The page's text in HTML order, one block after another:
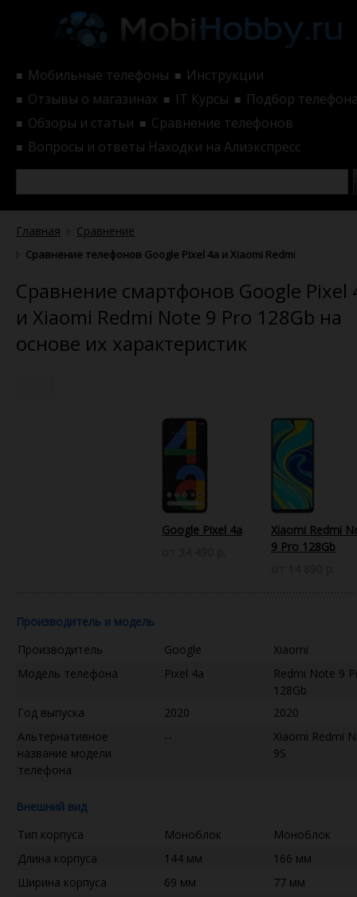
■ Мобильные телефоны ■ Инструкции
■ Отзывы о магазинах ■ IT Курсы ■ Подбор
■ Обзоры и статьи ■ Сравнение телефонов
■ Вопросы и ответы Находки на Алиэкспресс
Главная Сравнение
Сравнение телефонов Google Pixel 4a и Xiaomi Redmi Note 9 Pro
Сравнение смартфонов Google Pixel
и Xiaomi Redmi Note 9 Pro 128Gb на
основе их характеристик
Google Pixel 4a
Xiaomi Redmi
9 Pro 128Gb
Производитель и модель
Производитель
Google
Xiaomi
Модель телефона
Pixel 4a
Redmi Note 9
128Gb
Год выпуска
2020
2020
Альтернативное
название модели
телефона
--
Xiaomi Redmi
9S
Внешний вид
Тип корпуса
Моноблок
Моноблок
Длина корпуса
144 мм
166 мм
Ширина корпуса
69 мм
77 мм